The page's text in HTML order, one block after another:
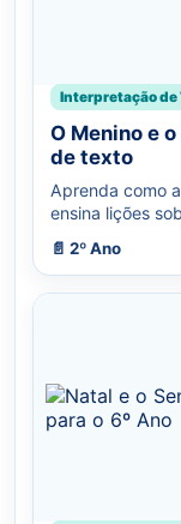
Interpretação de
O Menino e
de texto
Aprenda como
ensina lições
📄 2º Ano